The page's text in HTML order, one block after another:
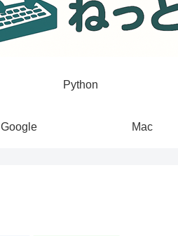
Python
Google Mac